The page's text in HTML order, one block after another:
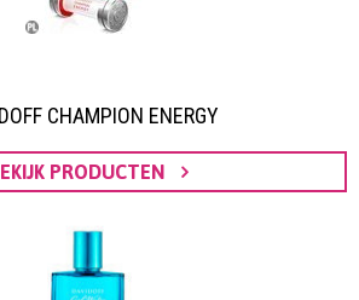
CHAMPION ENERGY
PRODUCTEN